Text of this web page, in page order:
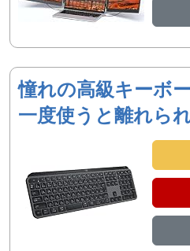
憧れの高級キーボ
一度使うと離れら